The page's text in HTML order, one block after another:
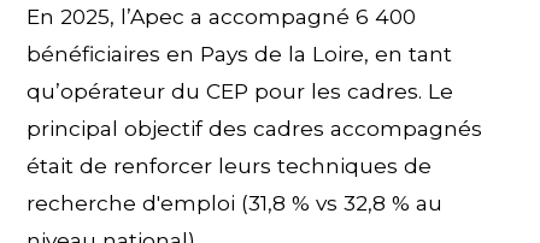
En 2025, l’Apec a accompagné 6 400
bénéficiaires en Pays de la Loire, en tant
qu’opérateur du CEP pour les cadres. Le
principal objectif des cadres accompagnés
était de renforcer leurs techniques de
recherche d'emploi (31,8 % vs 32,8 % au